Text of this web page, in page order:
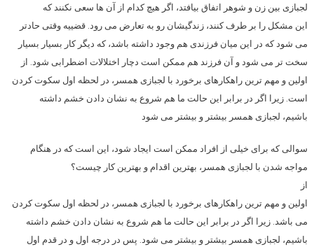
لجبازی بین زن و شوهر اتفاق بیافتد، اگر هیچ کدام از آن ها سعی نکنند که
این مشکل را بر طرف کنند، زندگیشان رو به تعارض می رود. قضییه وقتی حادتر
می شود که در این میان فرزندی هم وجود داشته باشد، که دیگر کار بسیار بسیار
سخت تر می شود و آن فرزند هم ممکن است دچار اختلالات اضطرابی شود. از
اولین و مهم ترین راهکارهای برخورد با لجبازی همسر، در لحظه اول سکوت کردن
است. زیرا اگر در برابر این حالت ما هم شروع به نشان دادن خشم داشته
باشیم، لجبازی همسر بیشتر و بیشتر می شود
سوالی که برای خیلی از افراد ممکن است ایجاد شود، این است که در هنگام
مواجه شدن با لجبازی همسر، بهترین اقدام و بهترین کار چیست؟
از
اولین و مهم ترین راهکارهای برخورد با لجبازی همسر، در لحظه اول سکوت کردن
می باشد. زیرا اگر در برابر این حالت ما هم شروع به نشان دادن خشم داشته
باشیم، لجبازی همسر بیشتر و بیشتر می شود. پس در درجه اول و در قدم اول